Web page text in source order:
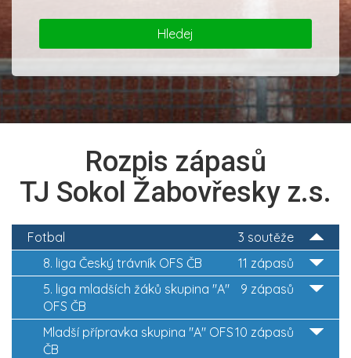
Rozpis zápasů
TJ Sokol Žabovřesky z.s.
3 soutěže
Fotbal
11 zápasů
8. liga Český trávník OFS ČB
9 zápasů
5. liga mladších žáků skupina "A"
OFS ČB
10 zápasů
Mladší přípravka skupina "A" OFS
ČB